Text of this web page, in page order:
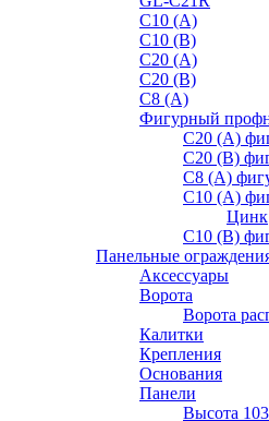
С10 (A)
С10 (В)
С20 (А)
С20 (В)
С8 (A)
Фигурный
С20 (A)
С20 (В)
С8 (A)
С10 (A)
Цинк
С10 (В)
Панельные
Аксессуары
Ворота
Ворота
Калитки
Крепления
Основания
Панели
Высота